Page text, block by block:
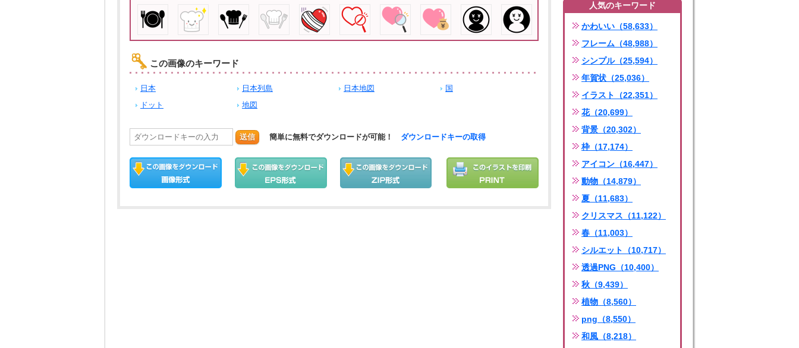
この画像のキーワード
日本 日本列島 日本地図
国
ドット
地図
送信 簡単に無料でダウンロードが可能！ ダウンロードキーの取得
人気のキーワード
かわいい（58,633）
フレーム（48,988）
シンプル（25,594）
年賀状（25,036）
イラスト（22,351）
花（20,699）
背景（20,302）
枠（17,174）
アイコン（16,447）
動物（14,879）
夏（11,683）
クリスマス（11,122）
春（11,003）
シルエット（10,717）
透過PNG（10,400）
秋（9,439）
植物（8,560）
png（8,550）
和風（8,218）